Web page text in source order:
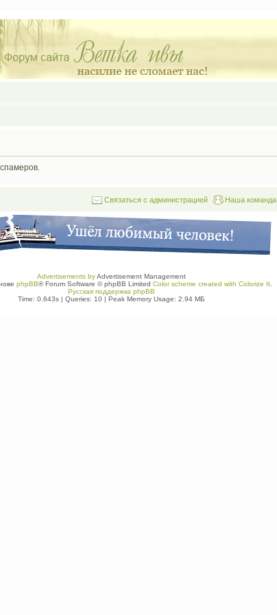
Наша команда
Связаться с администрацией
Advertisements byAdvertisement Management
phpBB® Forum Software © phpBB Limited Color scheme created with Colorize It
Русская поддержка phpBB
Time: 0.643s| Queries: 10| Peak Memory Usage: 2.94 МБ